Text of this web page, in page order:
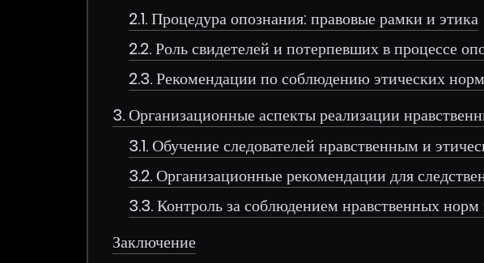
2.1. Процедура опознания: правовые рамки и этика
2.2. Роль свидетелей и потерпевших в процессе
2.3. Рекомендации по соблюдению этических
3. Организационные аспекты реализации
3.1. Обучение следователей нравственным и
3.2. Организационные рекомендации для
3.3. Контроль за соблюдением нравственных норм
Заключение